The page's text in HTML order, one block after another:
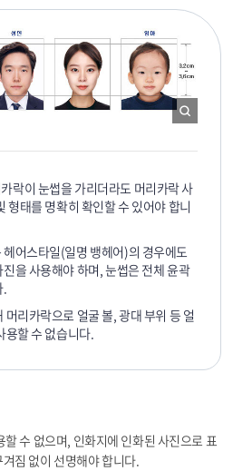
락이 눈썹을 가리더라도 머리카락 사
형태를 명확히 확인할 수 있어야 합니
어스타일(일명 뱅헤어)의 경우에도
을 사용해야 하며, 눈썹은 전체 윤곽
.
머리카락으로 얼굴 볼, 광대 부위 등 얼
용할 수 없습니다.
수 없으며, 인화지에 인화된 사진으로 표
짐 없이 선명해야 합니다.